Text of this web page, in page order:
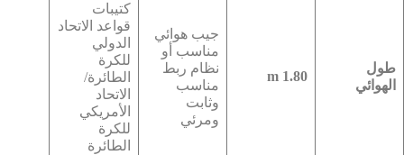
طول
الهوائي
1.80 m
جيب هوائي
مناسب أو
نظام ربط
مناسب
وثابت
ومرئي
كتيبات
قواعد الاتحاد
الدولي
للكرة
الطائرة/
الاتحاد
الأمريكي
للكرة
الطائرة